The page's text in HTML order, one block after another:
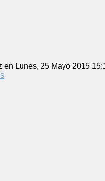
en Lunes, 25 Mayo 2015